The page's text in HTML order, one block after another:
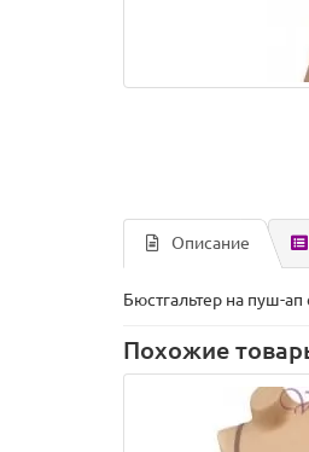
Описание
Бюстгальтер на пуш-
Похожие